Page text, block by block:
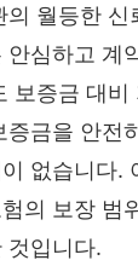
의 월등한 신
안심하고 계
보증금 대
증금을 안전
없습니다.
의 보장 범
것입니다.